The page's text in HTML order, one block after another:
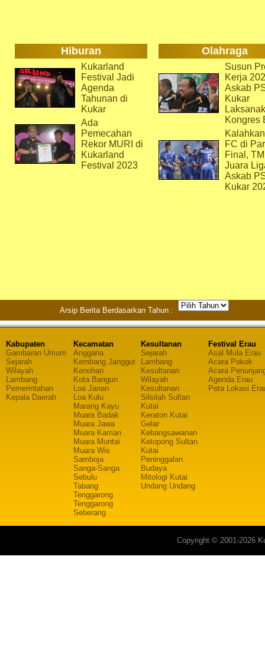
Hiburan Olahraga
Kukarland
Festival Jadi
Agenda
Tahunan di
Kukar
Ada
Pemecahan
Rekor MURI di
Kukarland
Festival 2023
Susun
Kerja
Askab
Kukar
Kongres
FC di
Final,
Juara
Askab
Kukar
Arsip Berita Berdasarkan Tahun :
Kabupaten
Gambaran Umum
Sejarah
Wilayah
Lambang
Pemerintahan
Kepala Daerah
Kecamatan
Anggana
Kembang Janggut
Kenohan
Kota Bangun
Loa Janan
Loa Kulu
Marang Kayu
Muara Badak
Muara Jawa
Muara Kaman
Muara Muntai
Muara Wis
Samboja
Sanga-Sanga
Sebulu
Tabang
Tenggarong
Tenggarong
Seberang
Kesultanan
Sejarah
Lambang
Kesultanan
Wilayah
Kesultanan
Silsilah Sultan
Kutai
Keraton Kutai
Gelar
Kebangsawanan
Ketopong Sultan
Kutai
Peninggalan
Budaya
Mitologi Kutai
Undang Undang
Festival Erau
Asal Mula Erau
Acara Pokok
Acara
Agenda Erau
Peta Lokasi
Copyright © 2001-2026